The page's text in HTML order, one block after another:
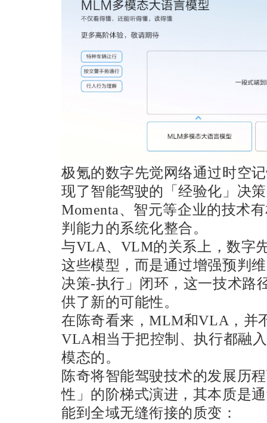
极氪的数字先觉网络通过时空
现了智能驾驶的「经验化」决
Momenta、智元等企业的技术
判能力的系统化整合。
与VLA、VLM的关系上，数字
这些模型，而是通过增强预判
决策-执行」闭环，这一技术路
供了新的可能性。
在陈奇看来，MLM和VLA，并
VLA相当于把控制、执行都融
模态的。
陈奇将智能驾驶技术的发展历
性」的阶梯式演进，其本质是
能到全域无缝衔接的质变：